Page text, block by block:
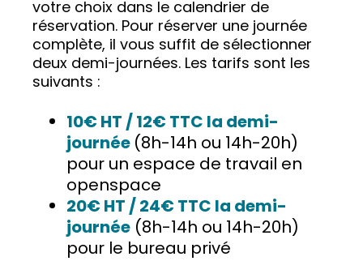
votre choix dans le calendrier de
réservation. Pour réserver une journée
complète, il vous suffit de sélectionner
deux demi-journées. Les tarifs sont les
suivants :
10€ HT / 12€ TTC la demi-
journée (8h-14h ou 14h-20h)
pour un espace de travail en
openspace
20€ HT / 24€ TTC la demi-
journée (8h-14h ou 14h-20h)
pour le bureau privé